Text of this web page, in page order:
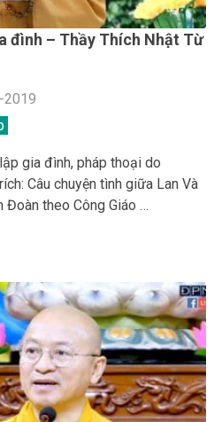
đình – Thầy Thích Nhật Từ
2019
gia đình, pháp thoại do
Câu chuyện tình giữa Lan Và
theo Công Giáo …